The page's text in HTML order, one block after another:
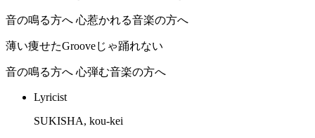
音の鳴る方へ 心惹かれる音楽の方へ
薄い痩せたGrooveじゃ踊れない
音の鳴る方へ 心弾む音楽の方へ
Lyricist
SUKISHA, kou-kei